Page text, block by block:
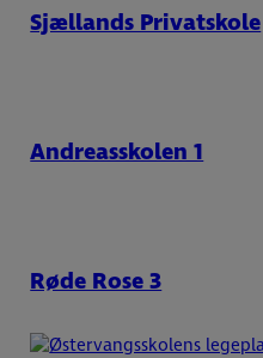
Sjællands Privatskole
Andreasskolen 1
Røde Rose 3